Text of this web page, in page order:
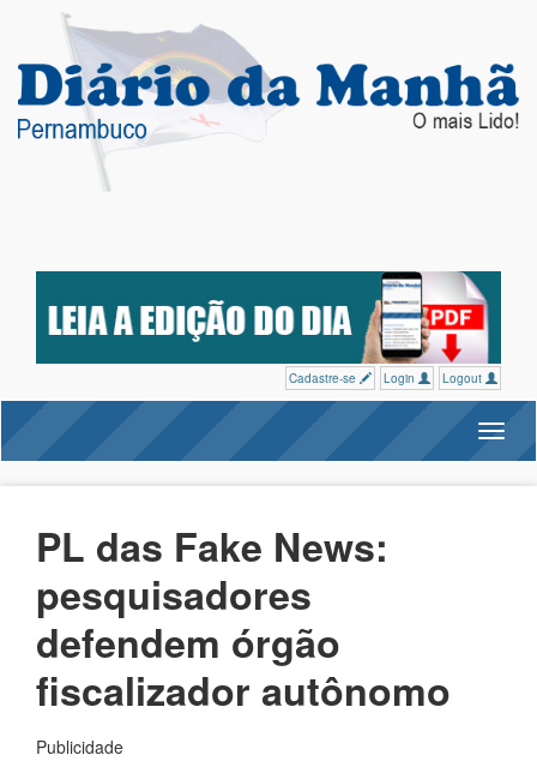
Cadastre-se Login Logout
PL das Fake News:
pesquisadores
defendem órgão
fiscalizador autônomo
Publicidade